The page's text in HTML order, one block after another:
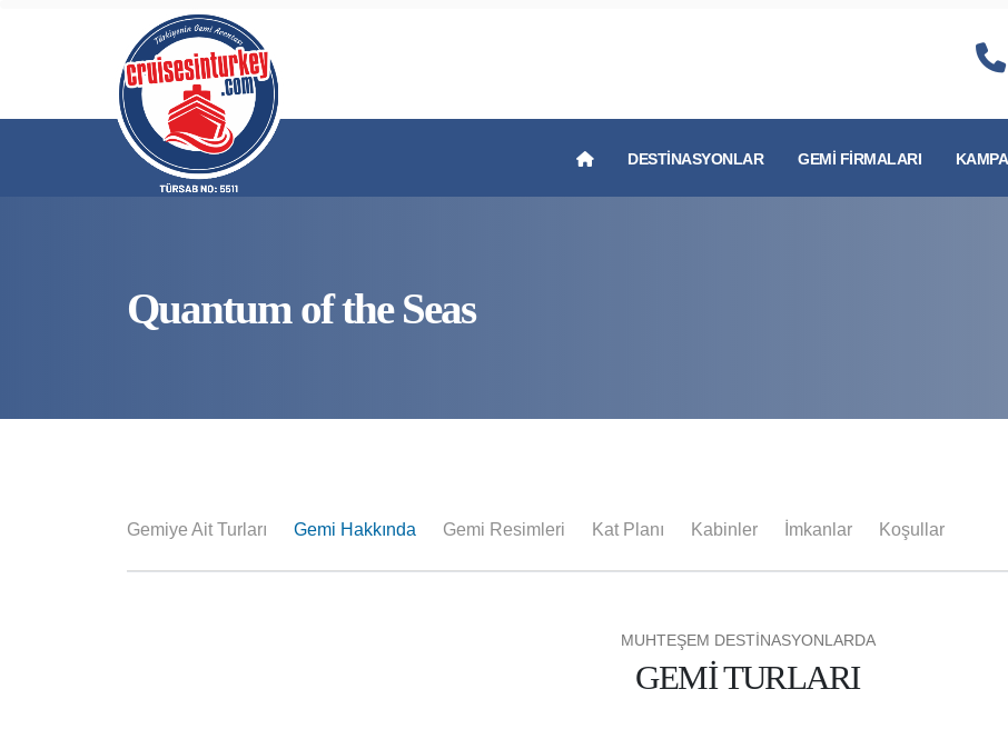
DESTINASYONLAR GEMI FIRMALARI
Quantum of the Seas
Gemiye Ait Turları Gemi Hakkında Gemi Resimleri Kat Planı Kabinler İmkanlar Koşullar
MUHTEŞEM DESTİNASYONLARDA
GEMİ TURLARI